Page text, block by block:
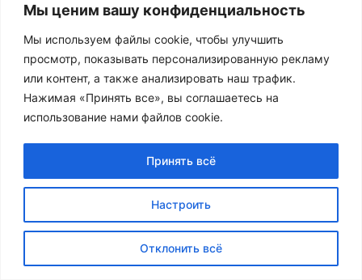
Мы ценим вашу конфиденциальность
Мы используем файлы cookie, чтобы улучшить
просмотр, показывать персонализированную рекламу
или контент, а также анализировать наш трафик.
Нажимая «Принять все», вы соглашаетесь на
использование нами файлов cookie.
Настроить
Отклонить всё
Принять всё
их наиболее интересные детали, выделяет в
пространстве и позволяет лучше различить весь
силуэт здания на фоне ночного неба. Это – целое